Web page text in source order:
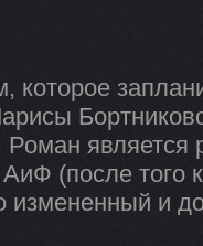
которое
Роман является
(после того
измененный и